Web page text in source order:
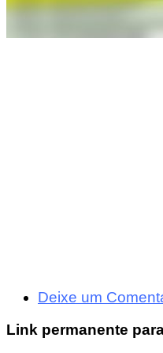
Deixe um
Link permanente